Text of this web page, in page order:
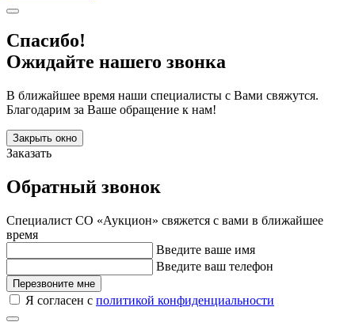
Спасибо!
Ожидайте нашего звонка
В ближайшее время наши специалисты с Вами свяжутся.
Благодарим за Ваше обращение к нам!
Закрыть окно
Заказать
Обратный звонок
Специалист СО «Аукцион» свяжется с вами в ближайшее
время
Введите ваше имя
Введите ваш телефон
Перезвоните мне
Я согласен с политикой конфиденциальности